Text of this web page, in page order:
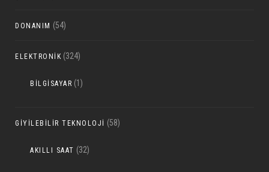
DONANIM (54)
ELEKTRONIK (324)
BILGISAYAR (1)
GIYILEBILIR TEKNOLOJI (58)
AKILLI SAAT (32)